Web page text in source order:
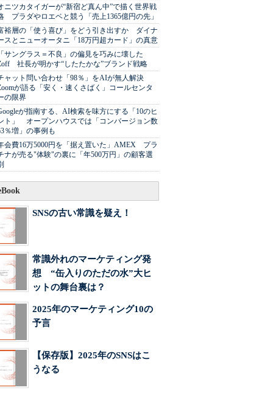
ニツカタイガーが“新宿ど真ん中”で描く世界戦
プラダやロエベと競う「売上1365億円の先」
裕層の「使う喜び」をどう引き出すか ダイナ
スとニューオータニ「18万円超カード」の真意
サングラス＝不良」の偏見を巧みに壊した
社長が明かす“したたかな”ブランド戦略
ャット問い合わせ「98％」をAIが無人解決
が語る「安く・速くさばく」コールセンタ
の限界
が指南する、AI検索を味方にする「10のヒ
ト」 オープンハウスでは「コンバージョン数
％増」の事例も
会費16万5000円を「据え置いた」AMEX プラ
ナが売る"体験"の裏に「年500万円」の顧客選
SNSの古い常識を疑え！
常識外れのマーケティング発
想 “缶入りのただの水”大ヒ
ットの舞台裏は？
2025年のマーケティング10の
予言
【保存版】2025年のSNSはこ
うなる